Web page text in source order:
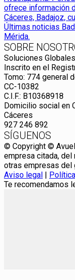
SOBRE
Soluciones
Inscrito en el
Tomo: 774 general
CC-10382
C.I.F.: B10368918
Domicilio social en
Cáceres
927 246 892
SÍGUENOS
© Copyright ©
empresa citada, del
otras empresas del
Aviso legal |
Te recomendamos